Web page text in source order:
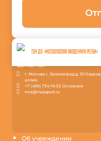
Об учреждении
ГБУ ДО «МОСКОВСКАЯ АКАДЕМИЯ РЕГБИ»
г. Москва г. Зеленоград д. 10
аллея;
+7 (499) 734-10-53 Основной
mra@mossport.ru